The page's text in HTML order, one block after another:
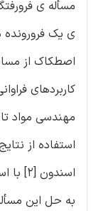
مسأله ی
ی یک
اصطکاک از
کاربردهای
استفاده از
به حل این